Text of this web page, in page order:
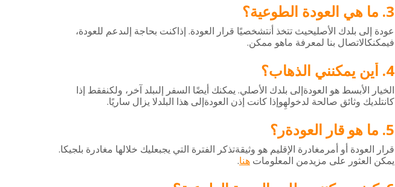
ما هي العودة الطوعية؟
عودة إلى بلدك الأصليحيث تتخذ أنتشخصيًا قرار العودة. إذاكنت بحاجة إلىدعم للعودة،
فيمكنكالاتصال بنا لمعرفة ماهو ممكن.
أين يمكنني الذهاب؟
الخيار الأبسط هو العودةإلى بلدك الأصلي. يمكنك أيضًا السفر إلىبلد آخر، ولكنفقط إذا
كانتلديك وثائق صالحة لدخولهِوإذا كانت إذن العودةإلى هذا البلدلا يزال ساريًا.
ما هو قار العودةر؟
قرار العودة أو أمرمغادرة الإقليم هو وثيقةتذكر الفترة التي يجبعليك خلالها مغادرة بلجيكا.
يمكن العثور على مزيدمن المعلومات هنا.